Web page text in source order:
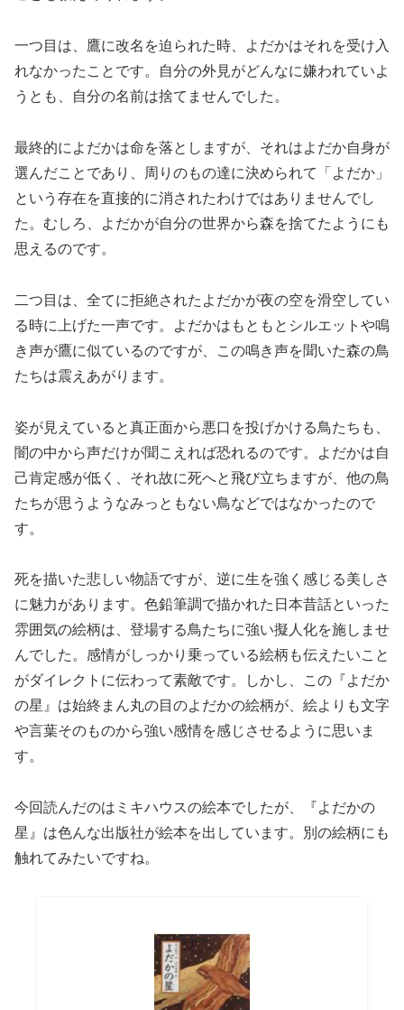
一つ目は、鷹に改名を迫られた時、よだかはそれを受け入
れなかったことです。自分の外見がどんなに嫌われていよ
うとも、自分の名前は捨てませんでした。
最終的によだかは命を落としますが、それはよだか自身が
選んだことであり、周りのもの達に決められて「よだか」
という存在を直接的に消されたわけではありませんでし
た。むしろ、よだかが自分の世界から森を捨てたようにも
思えるのです。
二つ目は、全てに拒絶されたよだかが夜の空を滑空してい
る時に上げた一声です。よだかはもともとシルエットや鳴
き声が鷹に似ているのですが、この鳴き声を聞いた森の鳥
たちは震えあがります。
姿が見えていると真正面から悪口を投げかける鳥たちも、
闇の中から声だけが聞こえれば恐れるのです。よだかは自
己肯定感が低く、それ故に死へと飛び立ちますが、他の鳥
たちが思うようなみっともない鳥などではなかったので
す。
死を描いた悲しい物語ですが、逆に生を強く感じる美しさ
に魅力があります。色鉛筆調で描かれた日本昔話といった
雰囲気の絵柄は、登場する鳥たちに強い擬人化を施しませ
んでした。感情がしっかり乗っている絵柄も伝えたいこと
がダイレクトに伝わって素敵です。しかし、この『よだか
の星』は始終まん丸の目のよだかの絵柄が、絵よりも文字
や言葉そのものから強い感情を感じさせるように思いま
す。
今回読んだのはミキハウスの絵本でしたが、『よだかの
星』は色んな出版社が絵本を出しています。別の絵柄にも
触れてみたいですね。